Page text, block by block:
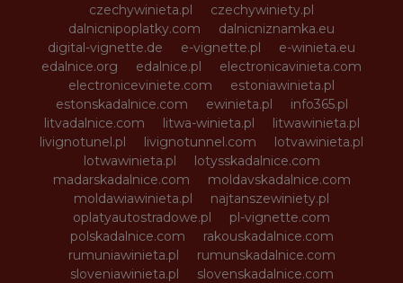
czechywinieta.pl
czechywiniety.pl
dalnicnipoplatky.com
dalnicniznamka.eu
digital-vignette.de
e-vignette.pl
e-winieta.eu
edalnice.org
edalnice.pl
electronicavinieta.com
electroniceviniete.com
estoniawinieta.pl
estonskadalnice.com
ewinieta.pl
info365.pl
litvadalnice.com
litwa-winieta.pl
litwawinieta.pl
livignotunel.pl
livignotunnel.com
lotvawinieta.pl
lotwawinieta.pl
lotysskadalnice.com
madarskadalnice.com
moldavskadalnice.com
moldawiawinieta.pl
najtanszewiniety.pl
oplatyautostradowe.pl
pl-vignette.com
polskadalnice.com
rakouskadalnice.com
rumuniawinieta.pl
rumunskadalnice.com
sloveniawinieta.pl
slovenskadalnice.com